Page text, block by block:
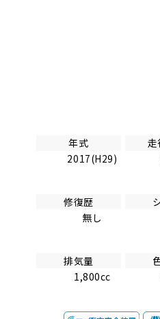
年式
2017(H29)
走
修復歴
無し
排気量
1,800cc